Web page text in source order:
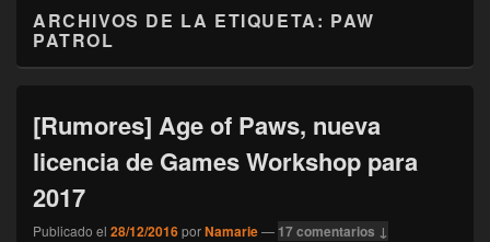
ARCHIVOS DE LA ETIQUETA: PAW
PATROL
[Rumores] Age of Paws, nueva
licencia de Games Workshop para
2017
Publicado el 28/12/2016porNamarie— 17 comentarios ↓